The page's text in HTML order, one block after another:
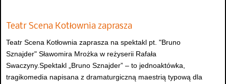
Teatr Scena Kotłownia zaprasza
Teatr Scena Kotłownia zaprasza na spektakl pt. "Bruno
Sznajder" Sławomira Mrożka w reżyserii Rafała
Swaczyny.Spektakl „Bruno Sznajder” – to jednoaktówka,
tragikomedia napisana z dramaturgiczną maestrią typową dla